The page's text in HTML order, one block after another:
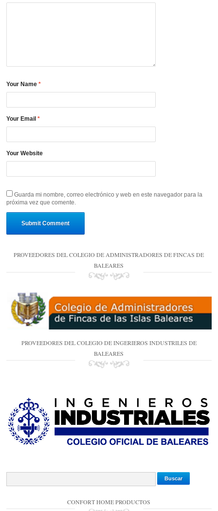
Your Name*
Your Email*
Your Website
Guarda mi nombre, correo electrónico y web en este navegador para la
próxima vez que comente.
PROVEEDORES DEL COLEGIO DE ADMINISTRADORES DE FINCAS DE
BALEARES
PROVEEDORES DEL COLEGIO DE INGERIEROS INDUSTRILES DE
BALEARES
CONFORT HOME PRODUCTOS